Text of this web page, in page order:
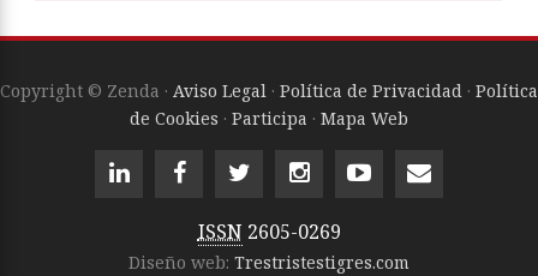
Copyright © Zenda · Aviso Legal · Política de Privacidad · Política
de Cookies · Participa · Mapa Web
ISSN 2605-0269
Diseño web: Trestristestigres.com